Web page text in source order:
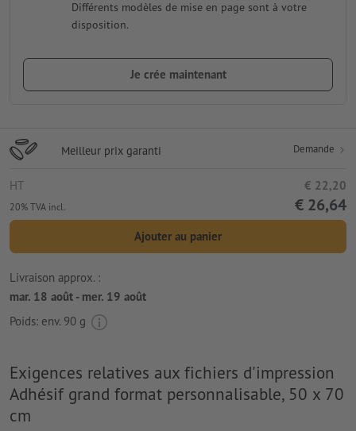
Différents modèles de mise en page sont à votre
disposition.
Je crée maintenant
Meilleur prix garanti Demande
HT € 22,20
20% TVA incl. € 26,64
Ajouter au panier
Livraison approx. :
mar. 18 août - mer. 19 août
Poids: env. 90 g
Exigences relatives aux fichiers d'impression
Adhésif grand format personnalisable, 50 x 70
cm